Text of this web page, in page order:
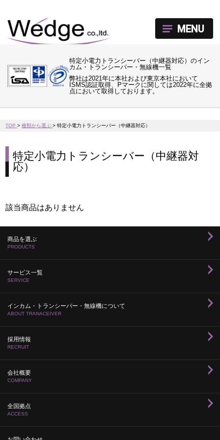
特定小電力トランシーバー（中継器対応）のイン
カム・トランシーバー・無線機一覧
弊社は2021年に本社および東京本社において
ISMS認証取得、Pマークに関しては2022年に全拠
点において取得しております。
MENU
TOP>種類から選ぶ>特定小電力トランシーバー（中継器対応）
特定小電力トランシーバー（中継器対
応）
該当商品はありません
商品を選ぶ
PRODUCTS
サービス一覧
SERVICE
インカム・トランシーバー・無線機について
ABOUT TRANACEIVER
採用情報
RECRUIT
会社概要
COMPANY
全国拠点
ACCESS